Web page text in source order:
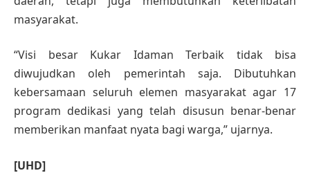
masyarakat.
“Visi besar Kukar Idaman Terbaik tidak bisa
diwujudkan oleh pemerintah saja. Dibutuhkan
kebersamaan seluruh elemen masyarakat agar 17
program dedikasi yang telah disusun benar-benar
memberikan manfaat nyata bagi warga,” ujarnya.
[UHD]